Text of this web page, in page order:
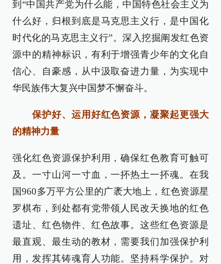
到“中国共产党为什么能，中国特色社会主义为
什么好，归根到底是马克思主义行，是中国化
时代化的马克思主义行”。深入挖掘阐发红色资
源中的精神标识，有利于增强青少年的文化自
信心、自豪感，从中汲取奋进力量，为实现中
华民族伟大复兴中国梦不懈奋斗。
保护好、运用好红色资源，凝聚起更强大
的精神力量
强化红色资源保护利用，确保红色教育可触可
及。一寸山河一寸血，一抔热土一抔魂。在我
国960多万平方公里的广袤大地上，红色资源星
罗棋布，到处都有党带领人民改天换地的红色
遗址、红色物件、红色故事。这些红色资源是
最直观、最生动的教材，需要我们加强保护利
用，发挥其铸魂育人功能。坚持科学保护。对